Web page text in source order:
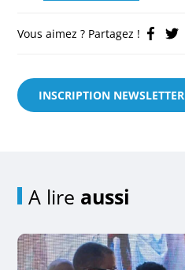
Vous aimez ? Partagez !
INSCRIPTION NEWSLETTER
A lire aussi